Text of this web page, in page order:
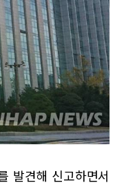
발견해 신고하면서